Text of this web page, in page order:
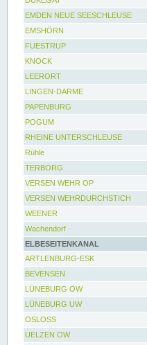
EMDEN NEUE SEESCHLEUSE
EMSHÖRN
FUESTRUP
KNOCK
LEERORT
LINGEN-DARME
PAPENBURG
POGUM
RHEINE UNTERSCHLEUSE
Rühle
TERBORG
VERSEN WEHR OP
VERSEN WEHRDURCHSTICH
WEENER
Wachendorf
ELBESEITENKANAL
ARTLENBURG-ESK
BEVENSEN
LÜNEBURG OW
LÜNEBURG UW
OSLOSS
UELZEN OW